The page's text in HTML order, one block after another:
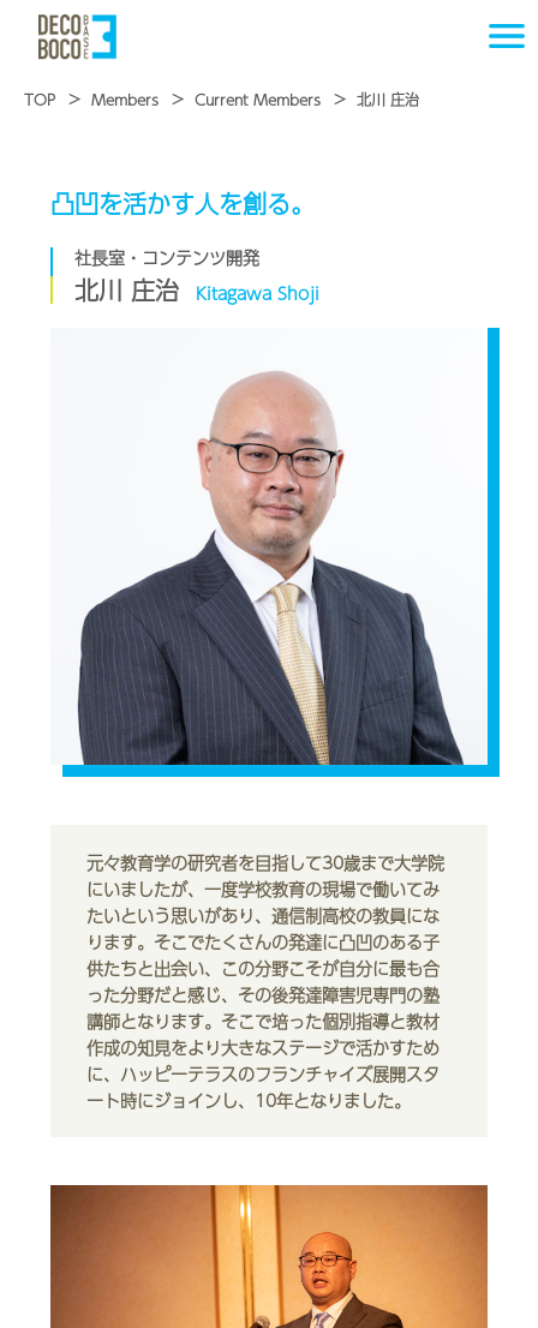
TOP Members Current Members 北川 庄治
凸凹を活かす人を創る。
社長室・コンテンツ開発
北川 庄治 Kitagawa Shoji
元々教育学の研究者を目指して30歳まで大学院
にいましたが、一度学校教育の現場で働いてみ
たいという思いがあり、通信制高校の教員にな
ります。そこでたくさんの発達に凸凹のある子
供たちと出会い、この分野こそが自分に最も合
った分野だと感じ、その後発達障害児専門の塾
講師となります。そこで培った個別指導と教材
作成の知見をより大きなステージで活かすため
に、ハッピーテラスのフランチャイズ展開スタ
ート時にジョインし、10年となりました。